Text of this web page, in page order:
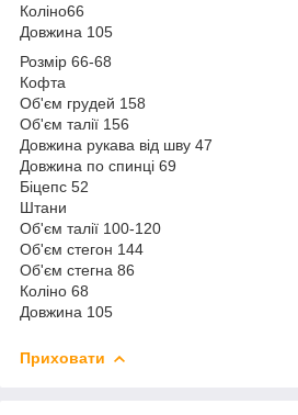
Коліно66
Довжина 105
Розмір 66-68
Кофта
Об'єм грудей 158
Об'єм талії 156
Довжина рукава від шву 47
Довжина по спинці 69
Біцепс 52
Штани
Об'єм талії 100-120
Об'єм стегон 144
Об'єм стегна 86
Коліно 68
Довжина 105
Приховати